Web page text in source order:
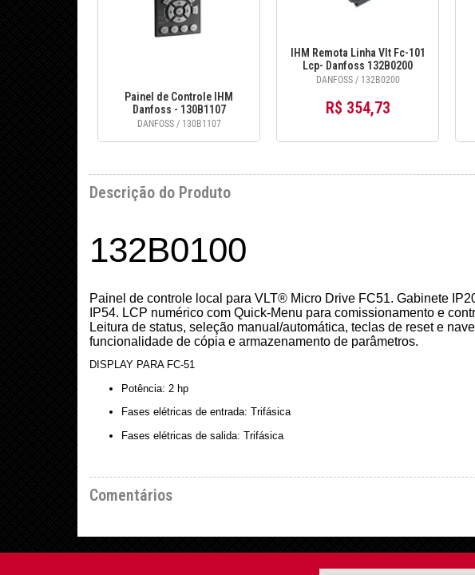
Painel de Controle IHM
Danfoss - 130B1107
DANFOSS / 130B1107
IHM Remota Linha Vlt Fc-101
Lcp- Danfoss 132B0200
DANFOSS / 132B0200
R$ 354,73
Descrição do Produto
132B0100
Painel de controle local para VLT® Micro Drive FC51. Gabinete
IP54. LCP numérico com Quick-Menu para comissionamento e
Leitura de status, seleção manual/automática, teclas de reset e
funcionalidade de cópia e armazenamento de parâmetros.
DISPLAY PARA FC-51
Potência: 2 hp
Fases elétricas de entrada: Trifásica
Fases elétricas de salida: Trifásica
Comentários